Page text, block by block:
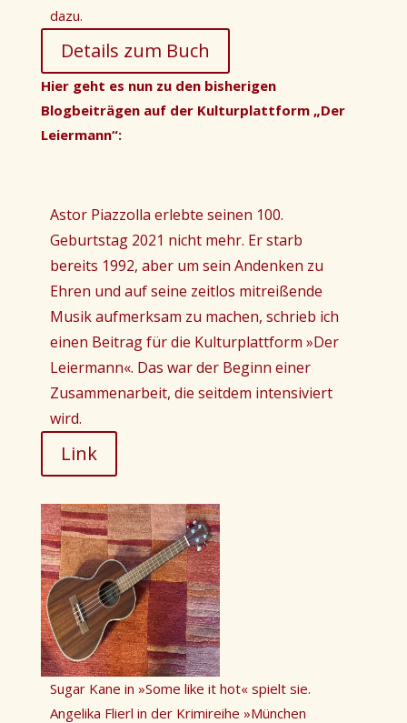
dazu.
Details zum Buch
Hier geht es nun zu den bisherigen
Blogbeiträgen auf der Kulturplattform „Der
Leiermann“:
Astor Piazzolla erlebte seinen 100.
Geburtstag 2021 nicht mehr. Er starb
bereits 1992, aber um sein Andenken zu
Ehren und auf seine zeitlos mitreißende
Musik aufmerksam zu machen, schrieb ich
einen Beitrag für die Kulturplattform »Der
Leiermann«. Das war der Beginn einer
Zusammenarbeit, die seitdem intensiviert
wird.
Link
Sugar Kane in »Some like it hot«spielt sie.
Angelika Flierl in der Krimireihe »München